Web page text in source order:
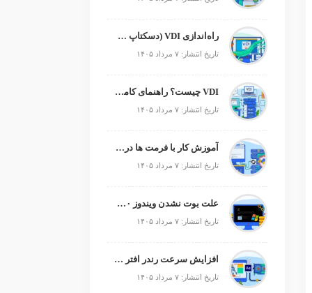
راه‌اندازی VDI (دسکتاپ مجازی)
تاریخ انتشار: ۷ مرداد ۱۴۰۵
VDI چیست؟ راهنمای کامل زیرساخت دسکتاپ مجازی
تاریخ انتشار: ۷ مرداد ۱۴۰۵
آموزش کار با فرمت ها در پایتون
تاریخ انتشار: ۷ مرداد ۱۴۰۵
علت بوت نشدن ویندوز ۱۰ و ۱۱ + آموزش رفع مشکل (راهنمای گام‌به‌گام)
تاریخ انتشار: ۷ مرداد ۱۴۰۵
افزایش سرعت رندر افتر افکت؛ رفع کندی After Effects
تاریخ انتشار: ۷ مرداد ۱۴۰۵